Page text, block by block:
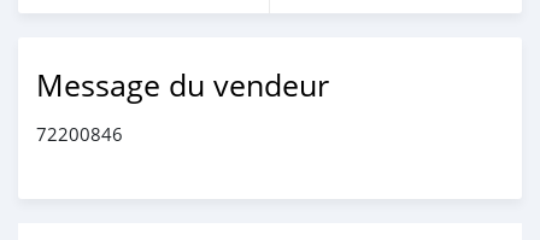
Message du vendeur
72200846